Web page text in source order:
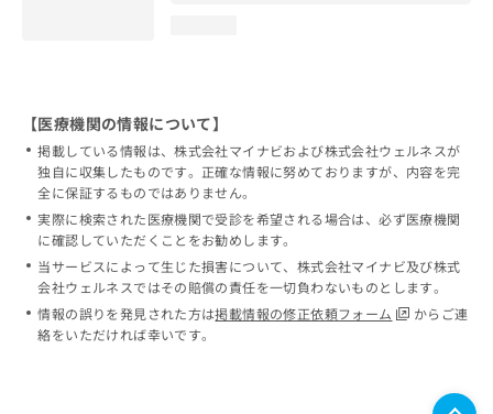
【医療機関の情報について】
掲載している情報は、株式会社マイナビおよび株式会社ウェルネスが
独自に収集したものです。正確な情報に努めておりますが、内容を完
全に保証するものではありません。
実際に検索された医療機関で受診を希望される場合は、必ず医療機関
に確認していただくことをお勧めします。
当サービスによって生じた損害について、株式会社マイナビ及び株式
会社ウェルネスではその賠償の責任を一切負わないものとします。
情報の誤りを発見された方は掲載情報の修正依頼フォーム
からご連
絡をいただければ幸いです。